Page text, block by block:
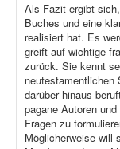
Als Fazit ergibt
Buches und eine
realisiert hat. Es
greift auf wichtige
zurück. Sie kennt
neutestamentlichen
darüber hinaus
pagane Autoren
Fragen zu
Möglicherweise will